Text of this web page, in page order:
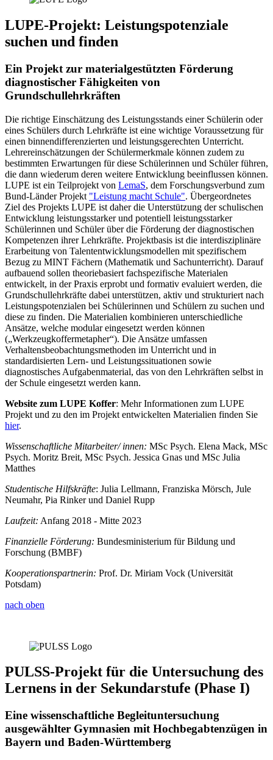
LUPE-Projekt: Leistungspotenziale
suchen und finden
Ein Projekt zur materialgestützten Förderung
diagnostischer Fähigkeiten von
Grundschullehrkräften
Die richtige Einschätzung des Leistungsstands einer Schülerin oder
eines Schülers durch Lehrkräfte ist eine wichtige Voraussetzung für
einen binnendifferenzierten und leistungsgerechten Unterricht.
Lehrereinschätzungen der Schülermerkmale können zudem zu
bestimmten Erwartungen für diese Schülerinnen und Schüler führen,
die dann wiederum deren weitere Entwicklung beeinflussen können.
LUPE ist ein Teilprojekt von LemaS, dem Forschungsverbund zum
Bund-Länder Projekt "Leistung macht Schule". Übergeordnetes
Ziel des Projekts LUPE ist daher die Unterstützung der schulischen
Entwicklung leistungsstarker und potentiell leistungsstarker
Schülerinnen und Schüler über die Förderung der diagnostischen
Kompetenzen ihrer Lehrkräfte. Projektbasis ist die interdisziplinäre
Erarbeitung von Talententwicklungsmodellen mit spezifischem
Bezug zu MINT Fächern (Mathematik und Sachunterricht). Darauf
aufbauend sollen theoriebasiert fachspezifische Materialen
entwickelt, in der Praxis erprobt und formativ evaluiert werden, die
Grundschullehrkräfte dabei unterstützen, aktiv und strukturiert nach
Leistungspotenzialen bei Schülerinnen und Schülern zu suchen und
diese zu finden. Die Materialien kombinieren unterschiedliche
Ansätze, welche modular eingesetzt werden können
(„Werkzeugkoffermetapher“). Die Ansätze umfassen
Verhaltensbeobachtungsmethoden im Unterricht und in
standardisierten Lern- und Leistungssituationen sowie
diagnostisches Aufgabenmaterial, das von den Lehrkräften selbst in
der Schule eingesetzt werden kann.
Website zum LUPE Koffer: Mehr Informationen zum LUPE
Projekt und zu den im Projekt entwickelten Materialien finden Sie
hier.
Wissenschaftliche Mitarbeiter/ innen: MSc Psych. Elena Mack, MSc
Psych. Moritz Breit, MSc Psych. Jessica Gnas und MSc Julia
Matthes
Studentische Hilfskräfte: Julia Lellmann, Franziska Mörsch, Jule
Neumahr, Pia Rinker und Daniel Rupp
Laufzeit: Anfang 2018 - Mitte 2023
Finanzielle Förderung: Bundesministerium für Bildung und
Forschung (BMBF)
Kooperationspartnerin: Prof. Dr. Miriam Vock (Universität
Potsdam)
nach oben
PULSS-Projekt für die Untersuchung des
Lernens in der Sekundarstufe (Phase I)
Eine wissenschaftliche Begleituntersuchung
ausgewählter Gymnasien mit Hochbegabtenzügen in
Bayern und Baden-Württemberg